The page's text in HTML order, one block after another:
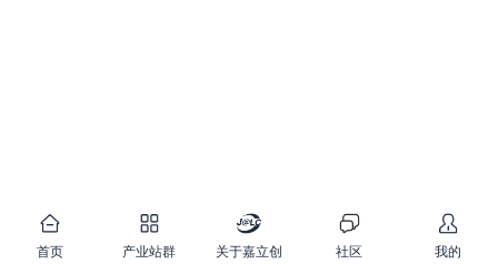
首页 产业站群 关于嘉立创 社区 我的